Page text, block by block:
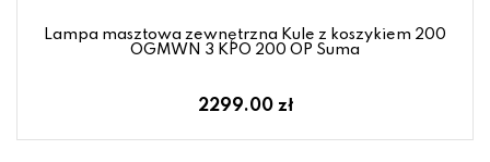
Lampa masztowa zewnętrzna Kule z koszykiem 200
OGMWN 3 KPO 200 OP Suma
2299.00 zł